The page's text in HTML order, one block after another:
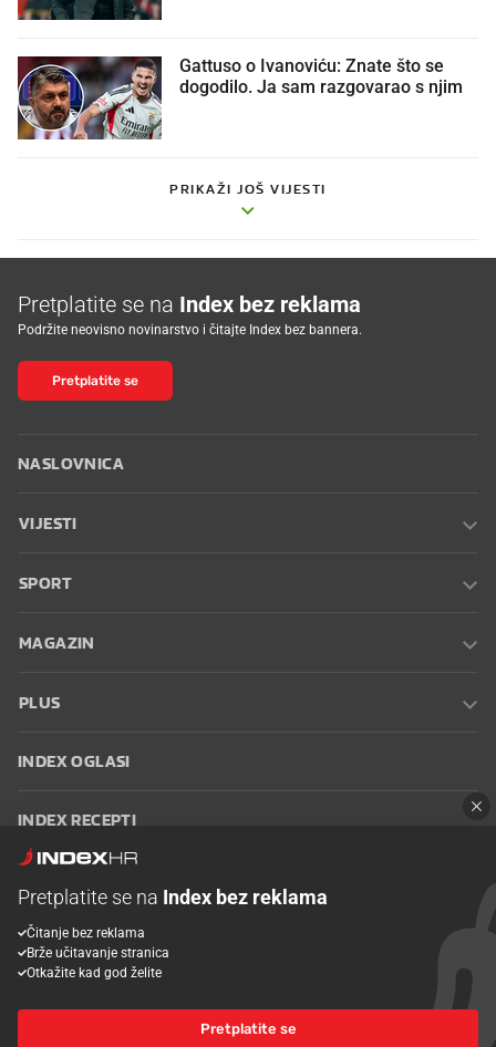
Gattuso o Ivanoviću: Znate što se
dogodilo. Ja sam razgovarao s njim
PRIKAŽI JOŠ VIJESTI
Pretplatite se na Index bez reklama
Podržite neovisno novinarstvo i čitajte Index bez bannera.
Pretplatite se
NASLOVNICA
VIJESTI
SPORT
MAGAZIN
PLUS
INDEX OGLASI
INDEX RECEPTI
Oglašavanje Zaposli se na Indexu
korištenja
Postavke kolačića
Pretplatite se na Index bez reklama
Čitanje bez reklama
Brže učitavanje stranica
Otkažite kad god želite
Pretplatite se